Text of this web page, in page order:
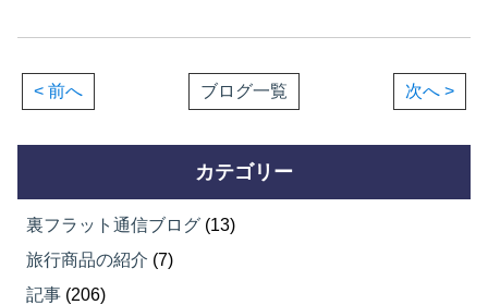
< 前へ ブログ一覧 次へ >
カテゴリー
裏フラット通信ブログ (13)
旅行商品の紹介 (7)
記事 (206)